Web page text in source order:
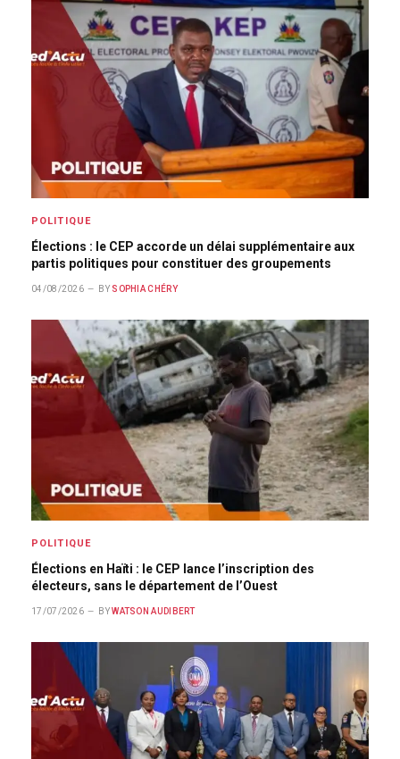
POLITIQUE
Élections : le CEP accorde un délai supplémentaire aux
partis politiques pour constituer des groupements
04/08/2026 BY SOPHIA CHÉRY
POLITIQUE
Élections en Haïti : le CEP lance l’inscription des
électeurs, sans le département de l’Ouest
17/07/2026 BY WATSON AUDIBERT